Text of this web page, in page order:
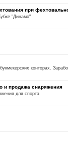
при
"Динамо"
конторах.
и продажа снаряжения
для спорта